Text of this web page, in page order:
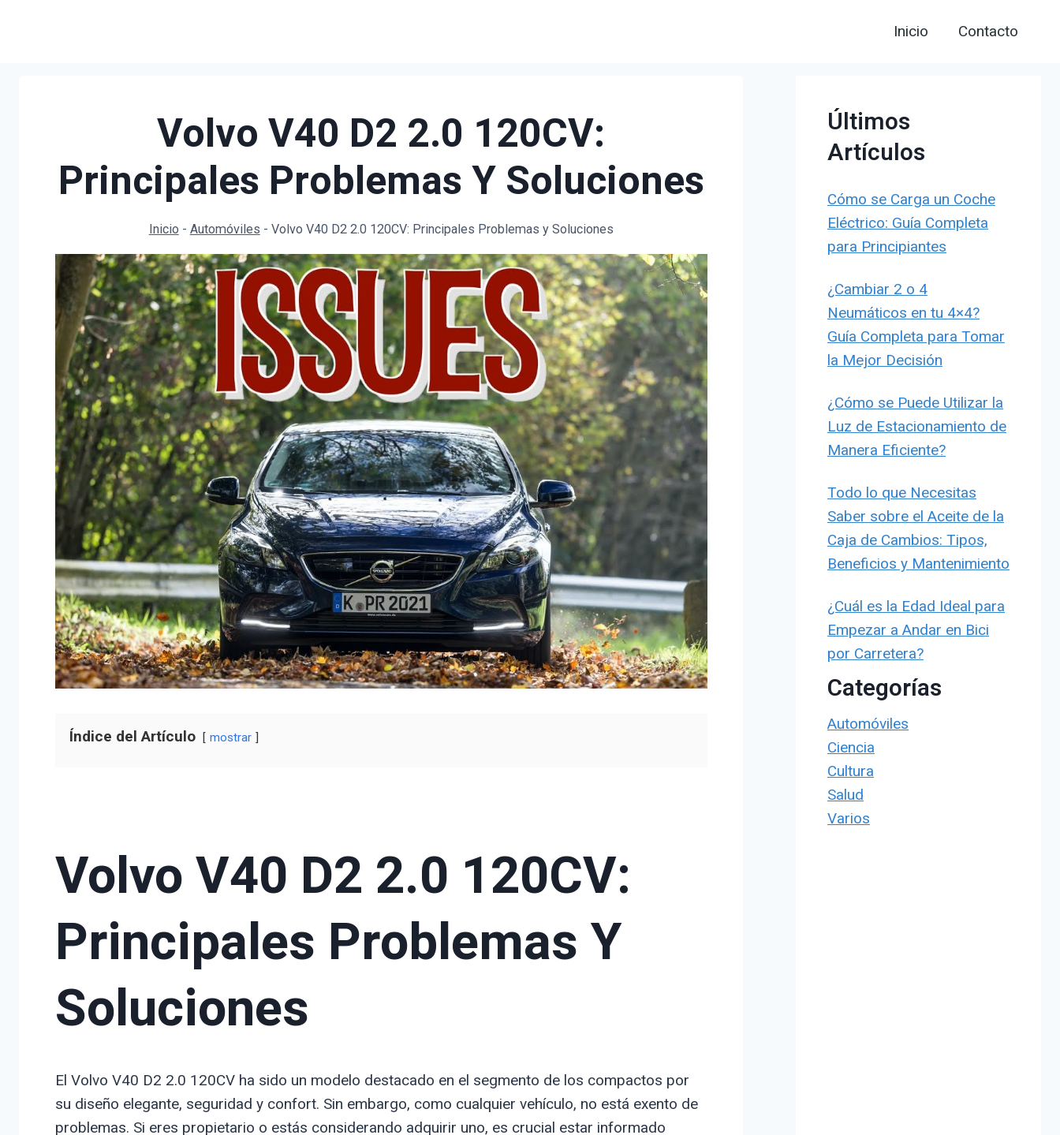
Inicio Contacto
Volvo V40 D2 2.0 120CV:
Principales Problemas Y Soluciones
Inicio - Automóviles - Volvo V40 D2 2.0 120CV: Principales Problemas y Soluciones
Índice del Artículo mostrar
Volvo V40 D2 2.0 120CV:
Principales Problemas Y
Soluciones
El Volvo V40 D2 2.0 120CV ha sido un modelo destacado en el segmento de los compactos por
su diseño elegante, seguridad y confort. Sin embargo, como cualquier vehículo, no está exento de
problemas. Si eres propietario o estás considerando adquirir uno, es crucial estar informado
Últimos
Artículos
Cómo se Carga un Coche
Eléctrico: Guía Completa
para Principiantes
¿Cambiar 2 o 4
Neumáticos en tu 4×4?
Guía Completa para Tomar
la Mejor Decisión
¿Cómo se Puede Utilizar la
Luz de Estacionamiento de
Manera Eficiente?
Todo lo que Necesitas
Saber sobre el Aceite de la
Caja de Cambios: Tipos,
Beneficios y Mantenimiento
¿Cuál es la Edad Ideal para
Empezar a Andar en Bici
por Carretera?
Categorías
Automóviles
Ciencia
Cultura
Salud
Varios